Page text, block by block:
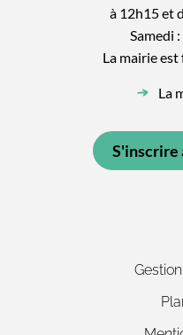
à 12h15 et
Samedi
La mairie
La
S'inscrire